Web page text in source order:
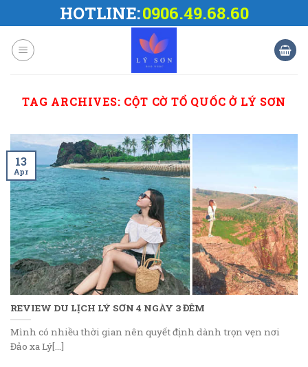
to
content
HOTLINE:0906.49.68.60
TAG ARCHIVES: CỘT CỜ TỔ QUỐC Ở LÝ SƠN
REVIEW DU LỊCH LÝ SƠN 4 NGÀY 3 ĐÊM
Mình có nhiều thời gian nên quyết định dành trọn vẹn nơi
Đảo xa Lý[...]
13
Apr